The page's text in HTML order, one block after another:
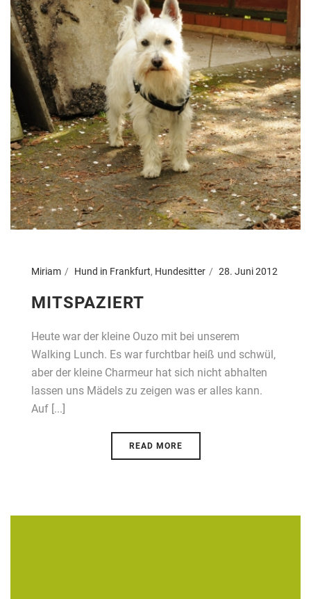
Miriam Hund in Frankfurt, Hundesitter 28. Juni 2012
MITSPAZIERT
Heute war der kleine Ouzo mit bei unserem
Walking Lunch. Es war furchtbar heiß und schwül,
aber der kleine Charmeur hat sich nicht abhalten
lassen uns Mädels zu zeigen was er alles kann.
Auf [...]
READ MORE